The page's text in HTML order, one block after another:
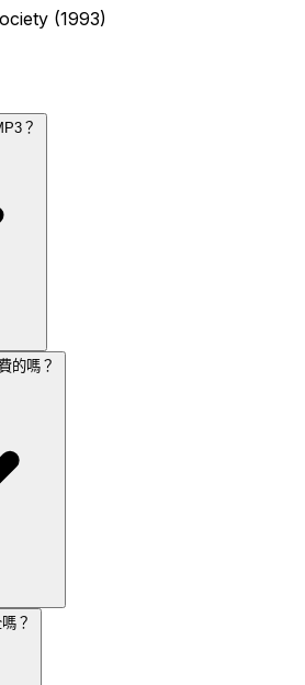
(1993)
？
的嗎？
？